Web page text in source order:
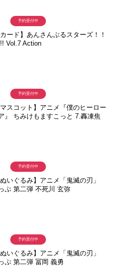
カード】あんさんぶるスターズ！！
Vol.7 Action
予約受付中
マスコット】アニメ『僕のヒーロー
』 ちみけもますこっと 7.轟凍焦
予約受付中
ぬいぐるみ】アニメ「鬼滅の刃」
ぷ 第二弾 不死川 玄弥
予約受付中
ぬいぐるみ】アニメ「鬼滅の刃」
ぷ 第二弾 冨岡 義勇
予約受付中